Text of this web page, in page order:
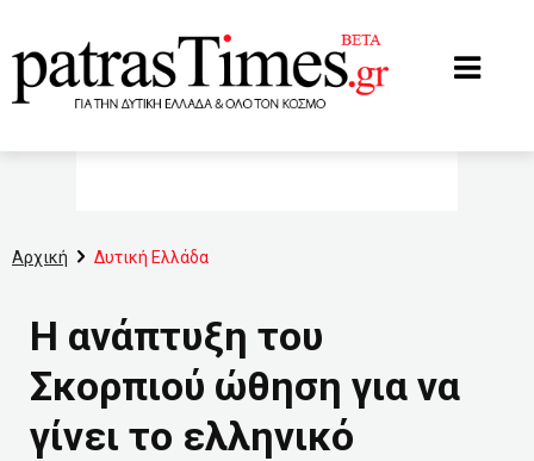
Αρχική Δυτική Ελλάδα
Η ανάπτυξη του
Σκορπιού ώθηση για να
γίνει το ελληνικό